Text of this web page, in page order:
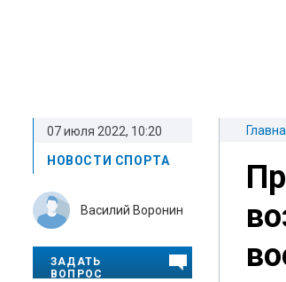
07 июля 2022, 10:20
НОВОСТИ СПОРТА
Василий Воронин
ЗАДАТЬ
ВОПРОС